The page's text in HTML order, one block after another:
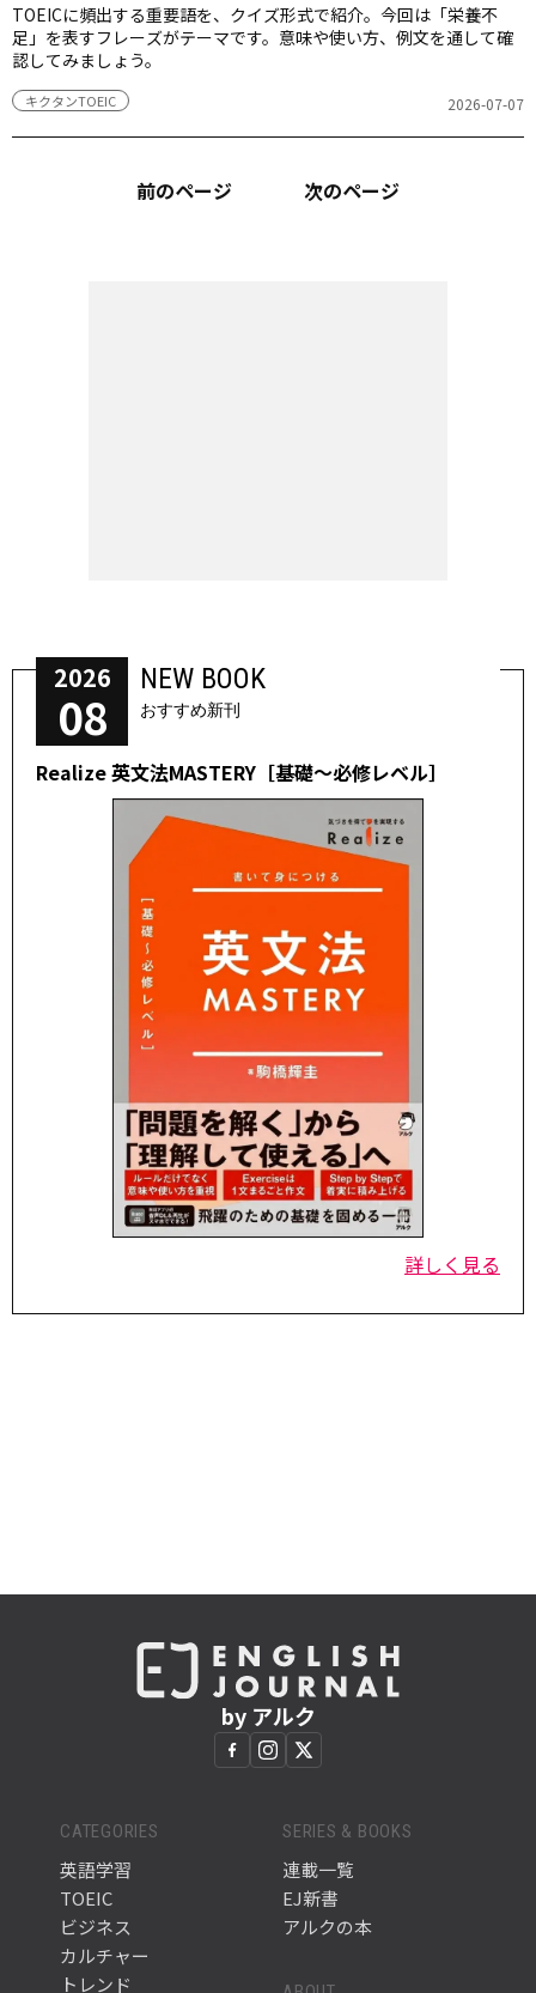
TOEICに頻出する重要語を、クイズ形式で紹介。今回は「栄養不
足」を表すフレーズがテーマです。意味や使い方、例文を通して確
認してみましょう。
キクタンTOEIC 2026-07-07
前のページ 次のページ
2026
08
NEW BOOK
おすすめ新刊
Realize 英文法MASTERY［基礎～必修レベル］
詳しく見る
by アルク
CATEGORIES
英語学習
TOEIC
ビジネス
カルチャー
トレンド
SERIES & BOOKS
連載一覧
EJ新書
アルクの本